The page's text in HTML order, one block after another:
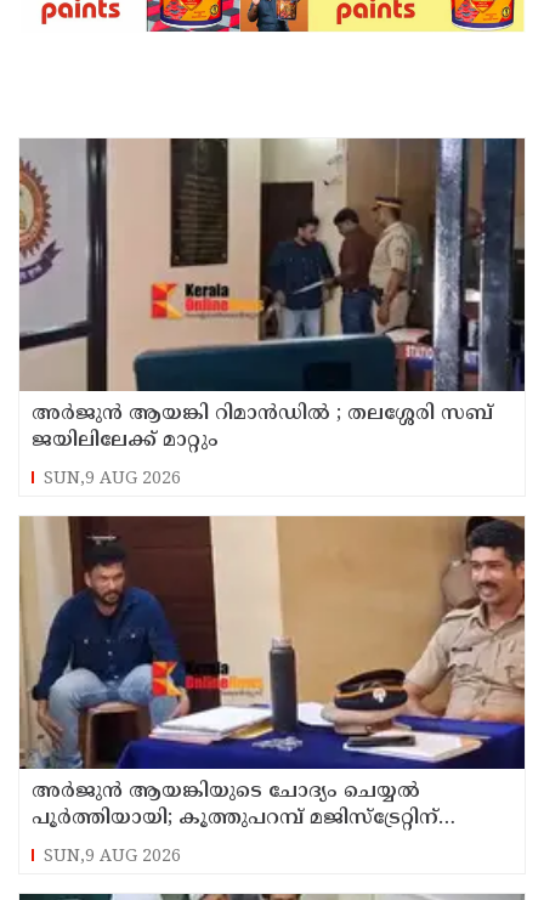
അര്‍ജുന്‍ ആയങ്കി റിമാന്‍ഡില്‍ ; തലശ്ശേരി സബ്
ജയിലിലേക്ക് മാറ്റും
SUN,9 AUG 2026
അര്‍ജുന്‍ ആയങ്കിയുടെ ചോദ്യം ചെയ്യല്‍
പൂര്‍ത്തിയായി; കൂത്തുപറമ്പ് മജിസ്ട്രേറ്റിന്
മുൻപില്‍ ഹാജരാക്കും
SUN,9 AUG 2026